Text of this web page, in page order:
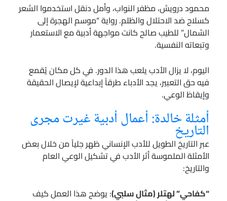
محمود درويش، مظفر النواب، وأمل دنقل استخدموا الشعر
كسلاح ضد الاحتلال والظلم. رواية “موسم الهجرة إلى
الشمال” للطيب صالح كانت مواجهة أدبية مع الاستعمار
وتبعاته النفسية.
اليوم، لا يزال الأدب يلعب هذا الدور. في كل مكان يُقمع
فيه حق التعبير، يجد الأدباء طرقاً إبداعية لإيصال الحقيقة
وإيقاظ الوعي.
أمثلة خالدة: أعمال أدبية غيرت مجرى
التاريخ
عبر التاريخ الطويل للأدب الإنساني ظهر جلياً من خلال بعض
الأمثلة الملموسة أثر الأدب في تشكيل الوعي العام
والتاريخ:
“كفاحي” لهتلر (مثال سلبي): يوضح هذا العمل كيف